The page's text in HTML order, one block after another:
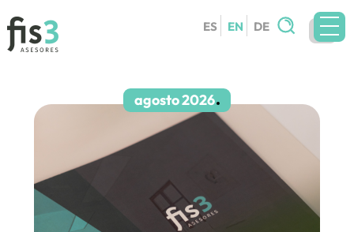
ES EN DE
Search
for:
SERVICES
CIRCULARS
BLOG
CONTACT
WORK WITH US
agosto 2026